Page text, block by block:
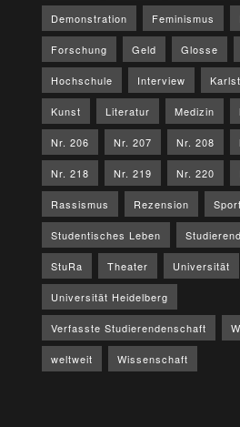
Demonstration Feminismus
Forschung Geld Glosse
Hochschule Interview
Kunst Literatur Medizin
Nr. 206 Nr. 207 Nr. 208
Nr. 218 Nr. 219 Nr. 220
Rassismus Rezension Sport
Studentisches Leben
StuRa Theater Universität
Universität Heidelberg
Verfasste Studierendenschaft
weltweit Wissenschaft